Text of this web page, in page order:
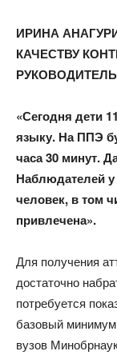
ИРИНА
КАЧЕСТВУ
«Сегодня дети
языку. На ППЭ
часа 30 минут.
Наблюдателей у
человек, в том
привлечена».​
Для получения
достаточно
потребуется
базовый
вузов